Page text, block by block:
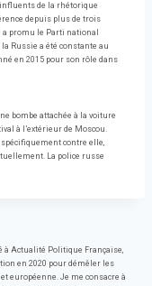
influents de la rhétorique
depuis plus de trois
a promu le Parti national
Russie a été constante au
en 2015 pour son rôle dans
bombe attachée à la voiture
à l’extérieur de Moscou.
spécifiquement contre elle,
La police russe
à Actualité Politique Française,
en 2020 pour démêler les
européenne. Je me consacre à